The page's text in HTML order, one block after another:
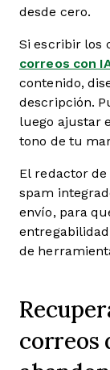
desde cero.
Si escribir los
correos con
contenido,
descripción.
luego ajustar
tono de tu
El redactor
spam
envío, para
de
correos